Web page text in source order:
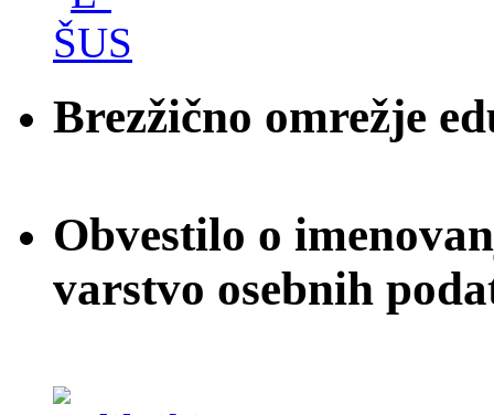
Brezžično omrežje
Obvestilo o
varstvo osebnih